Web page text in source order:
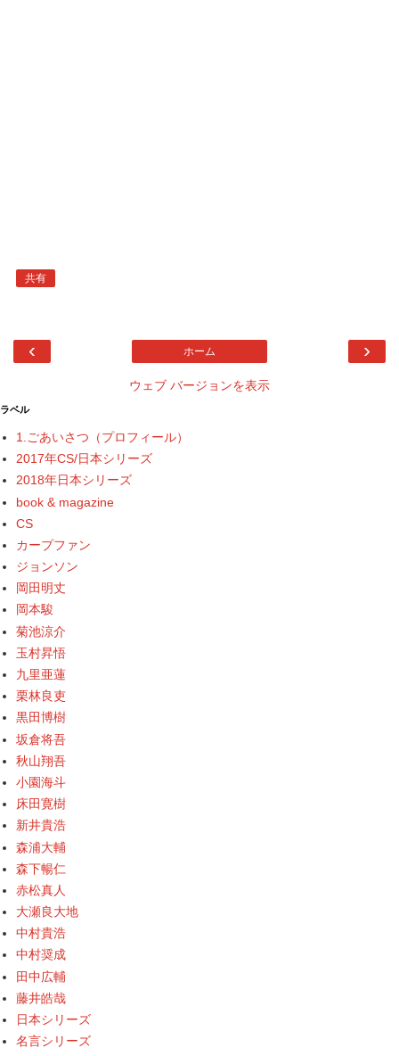
共有
‹ ›
ホーム
ウェブ バージョンを表示
ラベル
1.ごあいさつ（プロフィール）
2017年CS/日本シリーズ
2018年日本シリーズ
book & magazine
CS
カープファン
ジョンソン
岡田明丈
岡本駿
菊池涼介
玉村昇悟
九里亜蓮
栗林良吏
黒田博樹
坂倉将吾
秋山翔吾
小園海斗
床田寛樹
新井貴浩
森浦大輔
森下暢仁
赤松真人
大瀬良大地
中村貴浩
中村奨成
田中広輔
藤井皓哉
日本シリーズ
名言シリーズ